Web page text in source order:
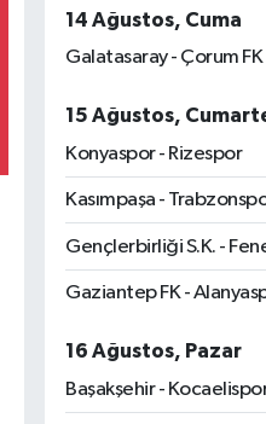
14 Ağustos, Cuma
Galatasaray - Çorum FK
15 Ağustos,
Konyaspor - Rizespor
Kasımpaşa -
Gençlerbirliği S.K. -
Gaziantep FK -
16 Ağustos, Pazar
Başakşehir -